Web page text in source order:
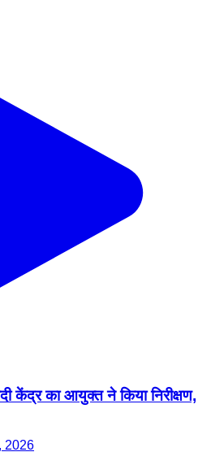
केंद्र का आयुक्त ने किया निरीक्षण,
2026